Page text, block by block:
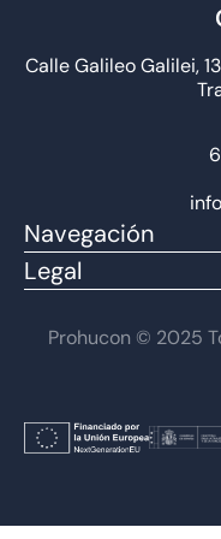
Calle Galileo Galilei,
Navegación
Legal
Prohucon © 2025